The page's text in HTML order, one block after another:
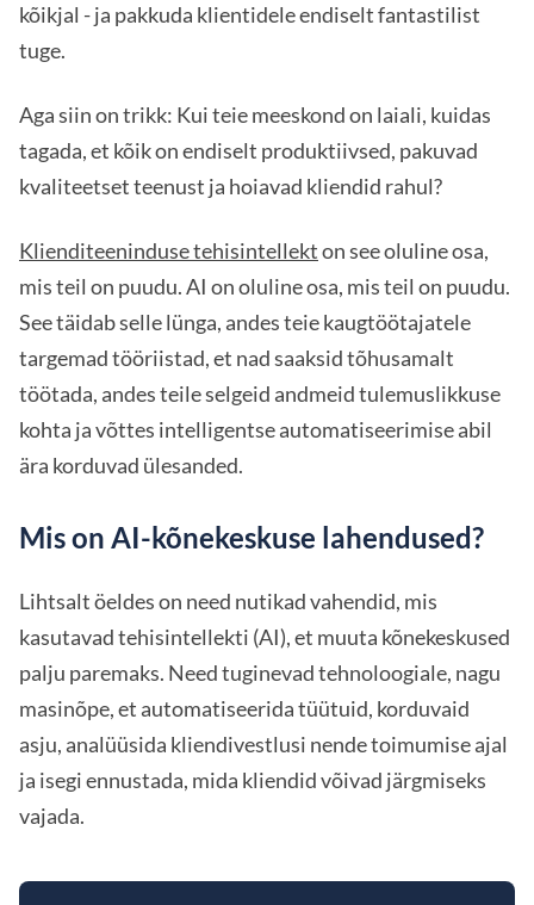
kõikjal - ja pakkuda klientidele endiselt fantastilist
tuge.
Aga siin on trikk: Kui teie meeskond on laiali, kuidas
tagada, et kõik on endiselt produktiivsed, pakuvad
kvaliteetset teenust ja hoiavad kliendid rahul?
Klienditeeninduse tehisintellekton see oluline osa,
mis teil on puudu. AI on oluline osa, mis teil on puudu.
See täidab selle lünga, andes teie kaugtöötajatele
targemad tööriistad, et nad saaksid tõhusamalt
töötada, andes teile selgeid andmeid tulemuslikkuse
kohta ja võttes intelligentse automatiseerimise abil
ära korduvad ülesanded.
Mis on AI-kõnekeskuse lahendused?
Lihtsalt öeldes on need nutikad vahendid, mis
kasutavad tehisintellekti (AI), et muuta kõnekeskused
palju paremaks. Need tuginevad tehnoloogiale, nagu
masinõpe, et automatiseerida tüütuid, korduvaid
asju, analüüsida kliendivestlusi nende toimumise ajal
ja isegi ennustada, mida kliendid võivad järgmiseks
vajada.